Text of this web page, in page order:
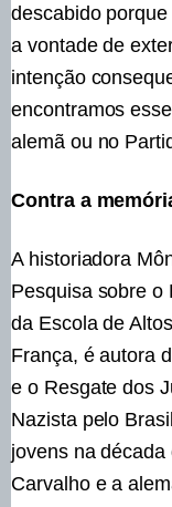
descabido
a vontade de
intenção
encontramos
alemã ou no
Contra a
A historiadora
Pesquisa sobre o
da Escola de
França, é autora
e o Resgate dos
Nazista pelo
jovens na
Carvalho e a